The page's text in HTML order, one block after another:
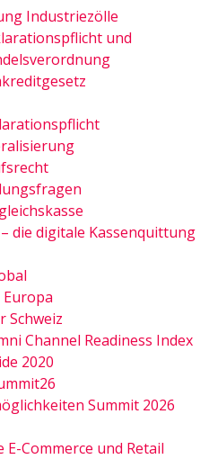
Industriezölle
und
die digitale Kassenquittung
Europa
Schweiz
Channel Readiness Index
2020
Summit 2026
E-Commerce und Retail